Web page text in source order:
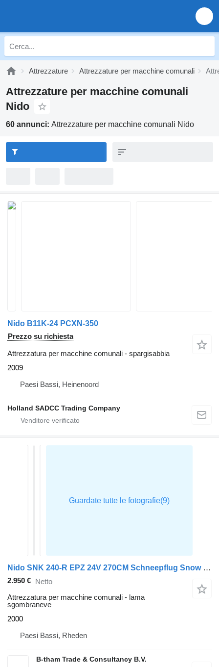
Attrezzature Attrezzature per macchine comunali
Attrezzature per macchine comunali
Nido
60 annunci: Attrezzature per macchine comunali Nido
Nido B11K-24 PCXN-350
Prezzo su richiesta
Attrezzatura per macchine comunali - spargisabbia
2009
Paesi Bassi, Heinenoord
Holland SADCC Trading Company
Nido SNK 240-R EPZ 24V 270CM Schneepflug Snow Plow Sneeuwploeg
2.950 € Netto
Attrezzatura per macchine comunali - lama
sgombraneve
2000
Paesi Bassi, Rheden
B-tham Trade & Consultancy B.V.